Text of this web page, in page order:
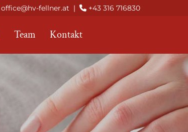
office@hv-fellner.at |  +43 316 716830
Team Kontakt